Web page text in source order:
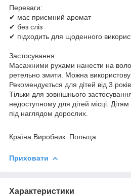
Переваги:
✔ має приємний аромат
✔ без сліз
✔ підходить для щоденного
Застосування:
Масажними рухами нанести на
ретельно змити. Можна
Рекомендується для дітей від 3 років.
Тільки для зовнішнього
недоступному для дітей місці. Дітям
під наглядом дорослих.
Країна Виробник: Польща
Приховати
Характеристики